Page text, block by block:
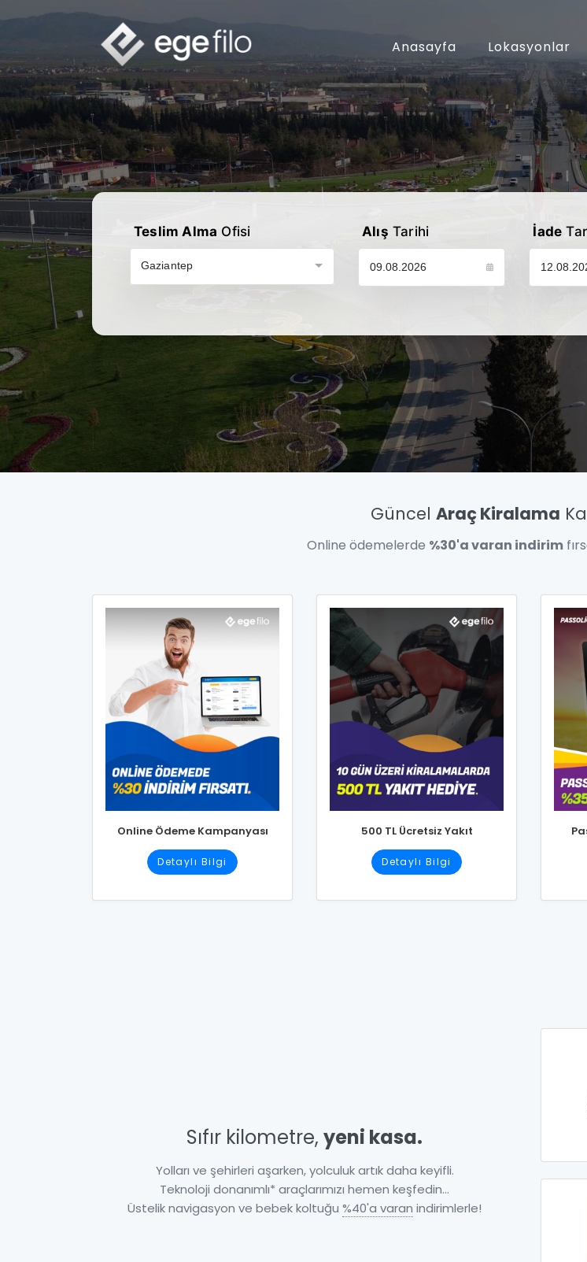
Anasayfa Lokasyonlar
Teslim Alma Ofisi
Gaziantep
Alış Tarihi
Lütfen araç alış tarihinizi seçin
İade
Lütfen
Güncel Araç Kiralama
Online ödemelerde %30'a varan indirim
Online Ödeme Kampanyası
Detaylı Bilgi
500 TL Ücretsiz Yakıt
Detaylı Bilgi
Sıfır kilometre, yeni kasa.
Yolları ve şehirleri aşarken, yolculuk artık daha keyifli.
Teknoloji donanımlı* araçlarımızı hemen keşfedin...
Üstelik navigasyon ve bebek koltuğu %40'a varan indirimlerle!